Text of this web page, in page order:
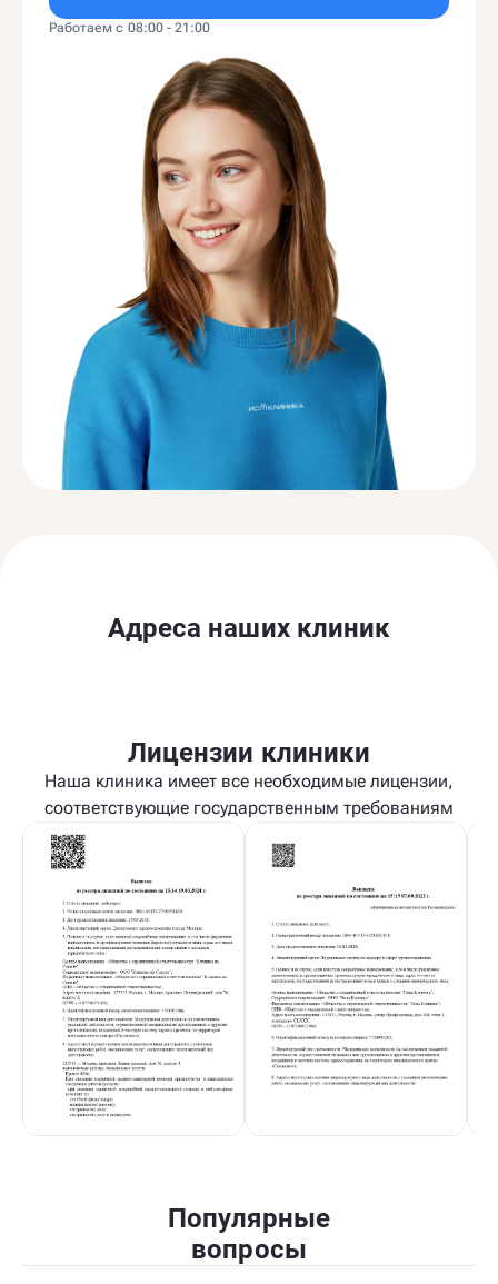
Работаем с 08:00 - 21:00
Адреса наших клиник
Лицензии клиники
Наша клиника имеет все необходимые лицензии,
соответствующие государственным требованиям
Популярные
вопросы